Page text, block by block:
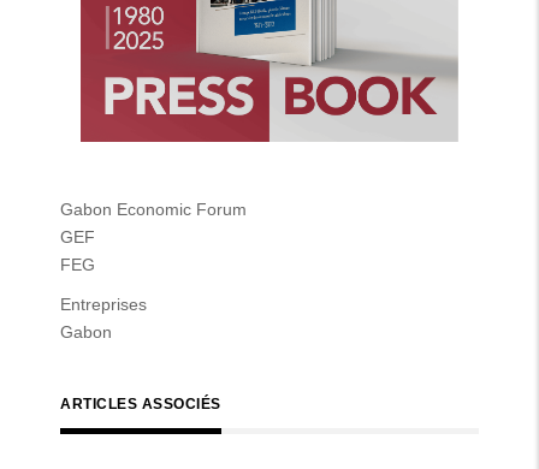
Gabon Economic Forum
GEF
FEG
Entreprises
Gabon
ARTICLES ASSOCIÉS